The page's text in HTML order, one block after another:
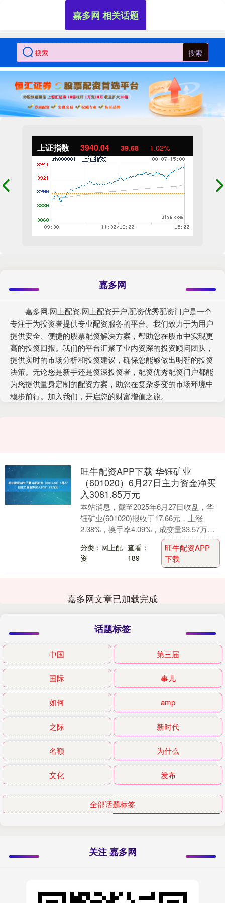
搜索
上证指数 3940.04 39.68 1.02%
嘉多网
嘉多网,网上配资,网上配资开户,配资优秀配资门户是一个
专注于为投资者提供专业配资服务的平台。我们致力于为用户
提供安全、便捷的股票配资解决方案，帮助您在股市中实现更
高的投资回报。我们的平台汇聚了业内资深的投资顾问团队，
提供实时的市场分析和投资建议，确保您能够做出明智的投资
决策。无论您是新手还是资深投资者，配资优秀配资门户都能
为您提供量身定制的配资方案，助您在复杂多变的市场环境中
稳步前行。加入我们，开启您的财富增值之旅。
嘉多网 相关话题
旺牛配资APP下载 华钰矿业
（601020）6月27日主力资金净买
入3081.85万元
本站消息，截至2025年6月27日收盘，华
钰矿业(601020)报收于17.66元，上涨
2.38%，换手率4.09%，成交量33.57万
手，成交额5.92亿元。....
分类：网上配
资
查看：
189
旺牛配资APP
下载
嘉多网文章已加载完成
话题标签
中国 第三届
国际 事儿
如何 amp
之际 新时代
名额 为什么
文化 发布
全部话题标签
关注 嘉多网